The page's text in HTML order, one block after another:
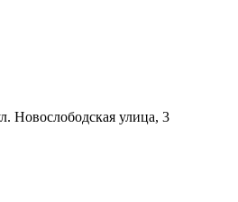
Новослободская улица, 3